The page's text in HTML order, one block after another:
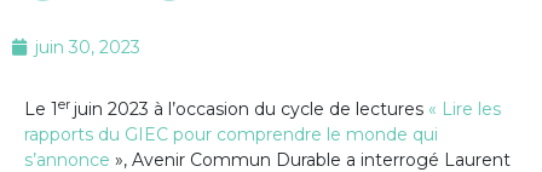
juin 30, 2023
Le 1er juin 2023 à l’occasion du cycle de lectures « Lire les
rapports du GIEC pour comprendre le monde qui
s’annonce », Avenir Commun Durable a interrogé Laurent